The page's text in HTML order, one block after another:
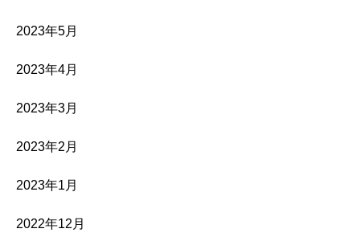
2023年5月
2023年4月
2023年3月
2023年2月
2023年1月
2022年12月